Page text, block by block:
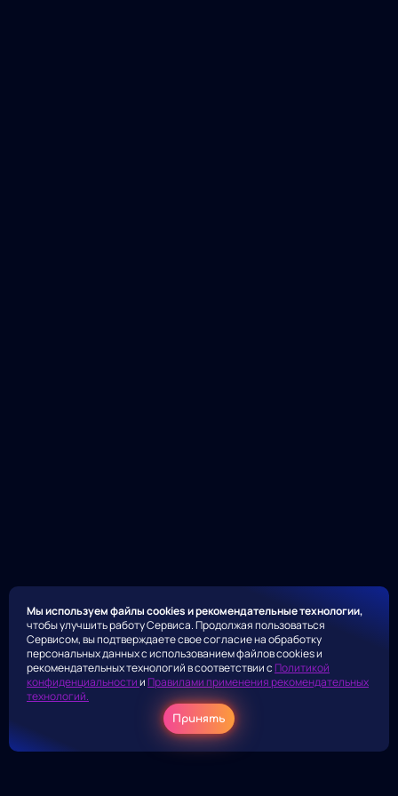
Мы используем файлы cookies и рекомендательные технологии,
чтобы улучшить работу Сервиса. Продолжая пользоваться
Сервисом, вы подтверждаете свое согласие на обработку
персональных данных с использованием файлов cookies и
рекомендательных технологий в соответствии с Политикой
конфиденциальностии Правилами применения рекомендательных
технологий.
Принять